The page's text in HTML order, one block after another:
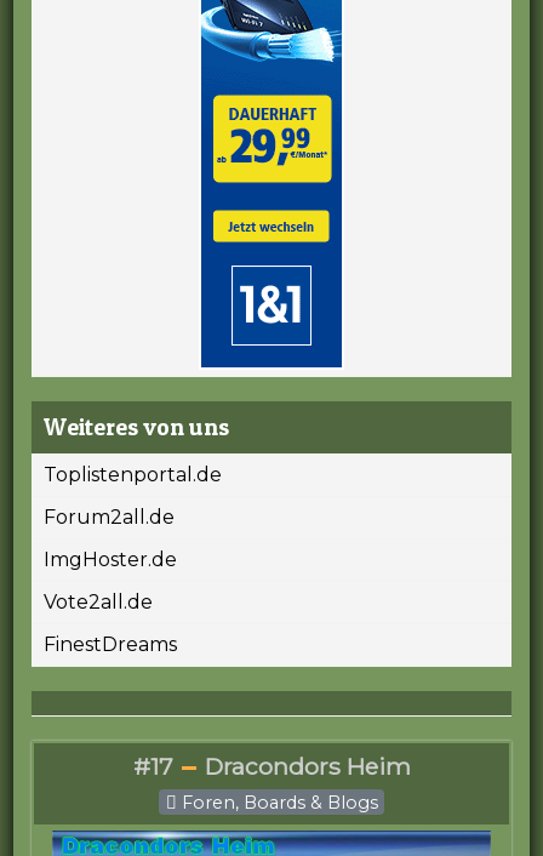
Weiteres von uns
Toplistenportal.de
Forum2all.de
ImgHoster.de
Vote2all.de
FinestDreams
#17 Dracondors Heim
Foren, Boards & Blogs